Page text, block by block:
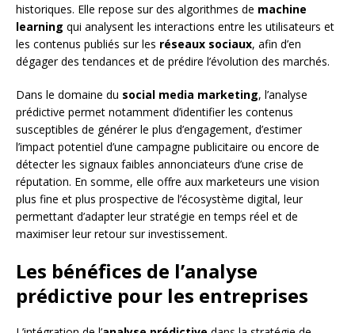
historiques. Elle repose sur des algorithmes de machine
learning qui analysent les interactions entre les utilisateurs et
les contenus publiés sur les réseaux sociaux, afin d’en
dégager des tendances et de prédire l’évolution des marchés.
Dans le domaine du social media marketing, l’analyse
prédictive permet notamment d’identifier les contenus
susceptibles de générer le plus d’engagement, d’estimer
l’impact potentiel d’une campagne publicitaire ou encore de
détecter les signaux faibles annonciateurs d’une crise de
réputation. En somme, elle offre aux marketeurs une vision
plus fine et plus prospective de l’écosystème digital, leur
permettant d’adapter leur stratégie en temps réel et de
maximiser leur retour sur investissement.
Les bénéfices de l’analyse
prédictive pour les entreprises